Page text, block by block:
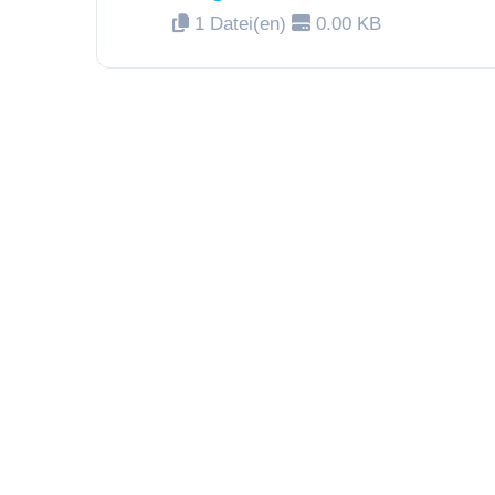
1 Datei(en) 0.00 KB